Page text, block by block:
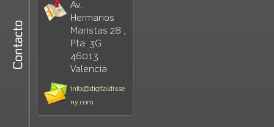
Av.
Hermanos
Maristas 28 ,
Pta. 3G
46013
Valencia
info@digitaldisse
ny.com